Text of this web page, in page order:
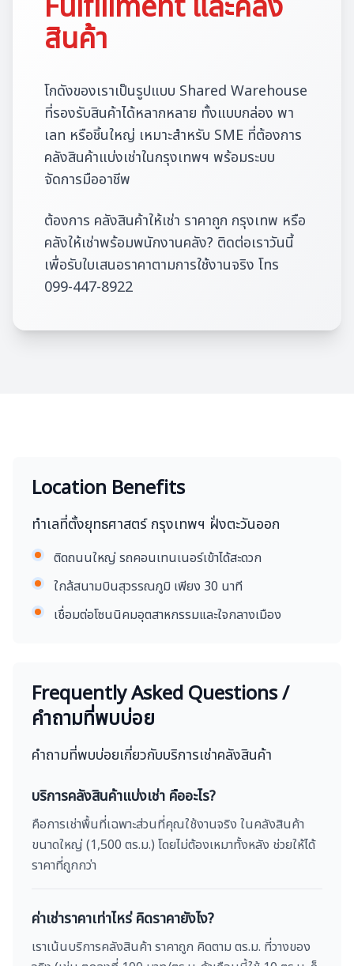
สินค้า
โกดังของเราเป็นรูปแบบ Shared Warehouse
ที่รองรับสินค้าได้หลากหลาย ทั้งแบบกล่อง พา
เลท หรือชิ้นใหญ่ เหมาะสำหรับ SME ที่ต้องการ
คลังสินค้าแบ่งเช่าในกรุงเทพฯ พร้อมระบบ
จัดการมืออาชีพ
ต้องการ คลังสินค้าให้เช่า ราคาถูก กรุงเทพ หรือ
คลังให้เช่าพร้อมพนักงานคลัง? ติดต่อเราวันนี้
เพื่อรับใบเสนอราคาตามการใช้งานจริง โทร
099-447-8922
Location Benefits
ทำเลที่ตั้งยุทธศาสตร์ กรุงเทพฯ ฝั่งตะวันออก
ติดถนนใหญ่ รถคอนเทนเนอร์เข้าได้สะดวก
ใกล้สนามบินสุวรรณภูมิ เพียง 30 นาที
เชื่อมต่อโซนนิคมอุตสาหกรรมและใจกลางเมือง
Frequently Asked Questions /
คำถามที่พบบ่อย
คำถามที่พบบ่อยเกี่ยวกับบริการเช่าคลังสินค้า
บริการคลังสินค้าแบ่งเช่า คืออะไร?
คือการเช่าพื้นที่เฉพาะส่วนที่คุณใช้งานจริง ในคลังสินค้า
ขนาดใหญ่ (1,500 ตร.ม.) โดยไม่ต้องเหมาทั้งหลัง ช่วยให้ได้
ราคาที่ถูกกว่า
ค่าเช่าราคาเท่าไหร่ คิดราคายังไง?
เราเน้นบริการคลังสินค้า ราคาถูก คิดตาม ตร.ม. ที่วางของ